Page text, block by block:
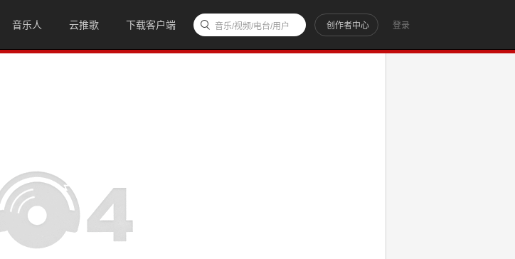
音乐人 云推歌 下载客户端 登录
创作者中心
音乐/视频/电台/用户